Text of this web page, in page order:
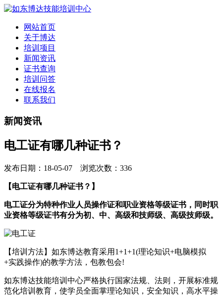
网站首页
关于博达
培训项目
新闻资讯
证书查询
培训问答
在线报名
联系我们
新闻资讯
电工证有哪几种证书？
发布日期：18-05-07 浏览次数：336
【电工证有哪几种证书？】
电工证分为特种作业人员操作证和职业资格等级证书，同时职
业资格等级证书有分为初、中、高级和技师级、高级技师级。
【培训方法】如东博达教育采用1+1+1(理论知识+电脑模拟
+实践操作)的教学方法，包教包会!
如东博达技能培训中心严格执行国家法规、法则，开展标准规
范化培训教育，使学员全面掌理论知识，安全知识，高水平操